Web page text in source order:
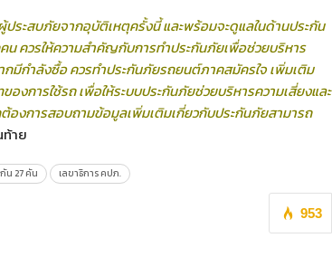
ระสบภัยจากอุบัติเหตุครั้งนี้ และพร้อมจะดูแลในด้านประกัน
ควรให้ความสำคัญกับการทำประกันภัยเพื่อช่วยบริหาร
มีกำลังซื้อ ควรทำประกันภัยรถยนต์ภาคสมัครใจ เพิ่มเติม
งการใช้รถ เพื่อให้ระบบประกันภัยช่วยบริหารความเสี่ยงและ
องการสอบถามข้อมูลเพิ่มเติมเกี่ยวกับประกันภัยสามารถ
ท้าย
น 27 คัน เลขาธิการ คปภ.
953